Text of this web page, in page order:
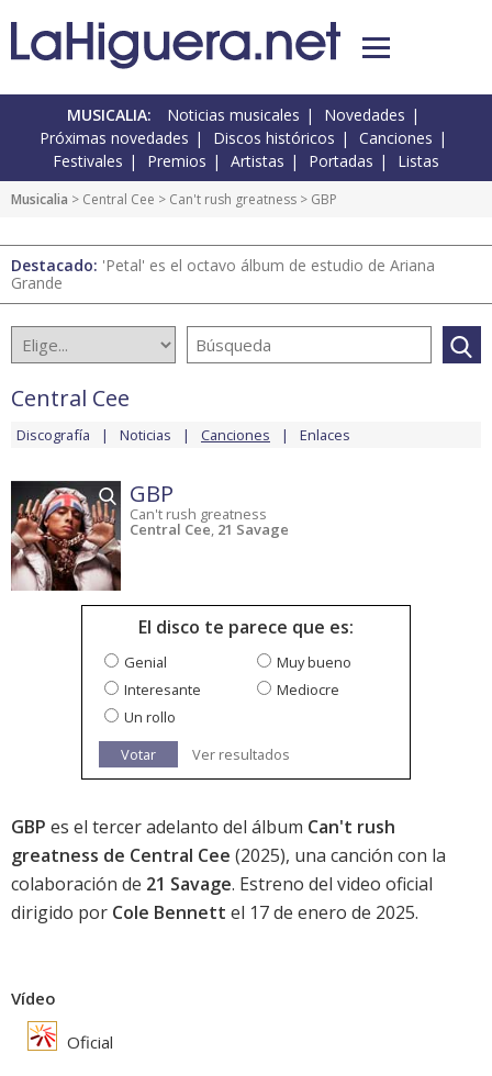
MUSICALIA: Noticias musicales
Novedades
Próximas novedades
Discos históricos
Canciones
Festivales
Premios Artistas Portadas Listas
Musicalia > Central Cee > Can't rush greatness > GBP
Destacado: 'Petal' es el octavo álbum de estudio de Ariana
Grande
Central Cee
Discografía Noticias Canciones Enlaces
GBP
Can't rush greatness
Central Cee, 21 Savage
El disco te parece que es:
Genial
Muy bueno
Interesante
Mediocre
Un rollo
Votar
Ver resultados
GBP es el tercer adelanto del álbum Can't rush
greatness de Central Cee (2025), una canción con la
colaboración de 21 Savage. Estreno del video oficial
dirigido por Cole Bennett el 17 de enero de 2025.
Vídeo
Oficial